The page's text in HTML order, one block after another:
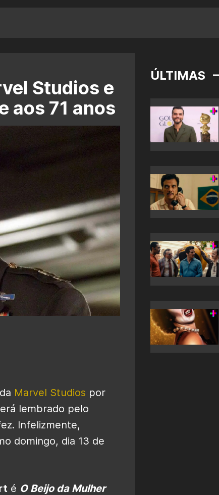
Studios e
aos 71 anos
Marvel Studios por
lembrado pelo
Infelizmente,
domingo, dia 13 de
é O Beijo da Mulher
ÚLTIMAS